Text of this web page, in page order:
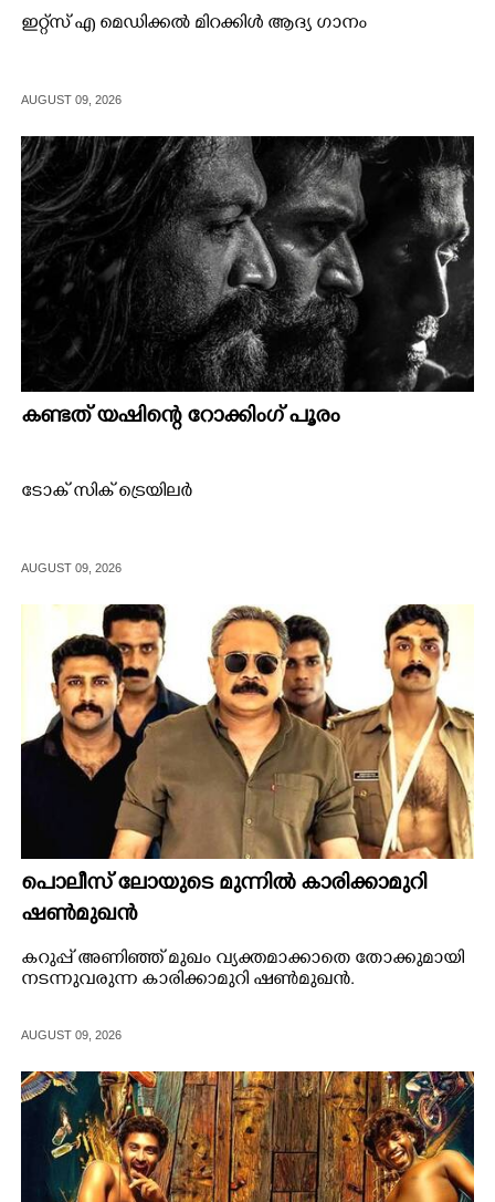
ഇറ്റ്സ് എ മെഡിക്കൽ മിറക്കിൾ ആദ്യ ഗാനം
AUGUST 09, 2026
കണ്ടത് യഷിന്റെ റോക്കിംഗ് പൂരം
ടോക് സിക് ട്രെയിലർ
AUGUST 09, 2026
പൊലീസ് ലോയുടെ മുന്നിൽ കാരിക്കാമുറി
ഷൺമുഖൻ
കറുപ്പ് അണിഞ്ഞ് മുഖം വ്യക്തമാക്കാതെ തോക്കുമായി
നടന്നുവരുന്ന കാരിക്കാമുറി ഷൺമുഖൻ.
AUGUST 09, 2026